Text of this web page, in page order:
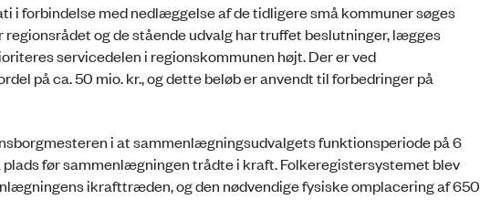
i forbindelse med nedlæggelse af de tidligere små kommuner søges
og de stående udvalg har truffet beslutninger, lægges
servicedelen i regionskommunen højt. Der er ved
på ca. 50 mio. kr., og dette beløb er anvendt til forbedringer på
i at sammenlægningsudvalgets funktionsperiode på 6
før sammenlægningen trådte i kraft. Folkeregistersystemet blev
ikrafttræden, og den nødvendige fysiske omplacering af 650